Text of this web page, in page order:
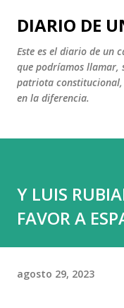
Ir
DIARIO DE
Este es el diario de un
que podríamos llamar,
patriota
en la diferencia.
Y LUIS
FAVOR A
agosto 29, 2023